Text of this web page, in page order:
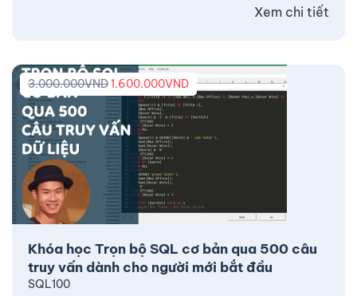
Xem chi tiết
Khóa học Trọn bộ SQL cơ bản qua 500 câu
truy vấn dành cho người mới bắt đầu
3.000.000VND1.600.000VND
SQL100